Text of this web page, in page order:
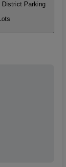
District Parking